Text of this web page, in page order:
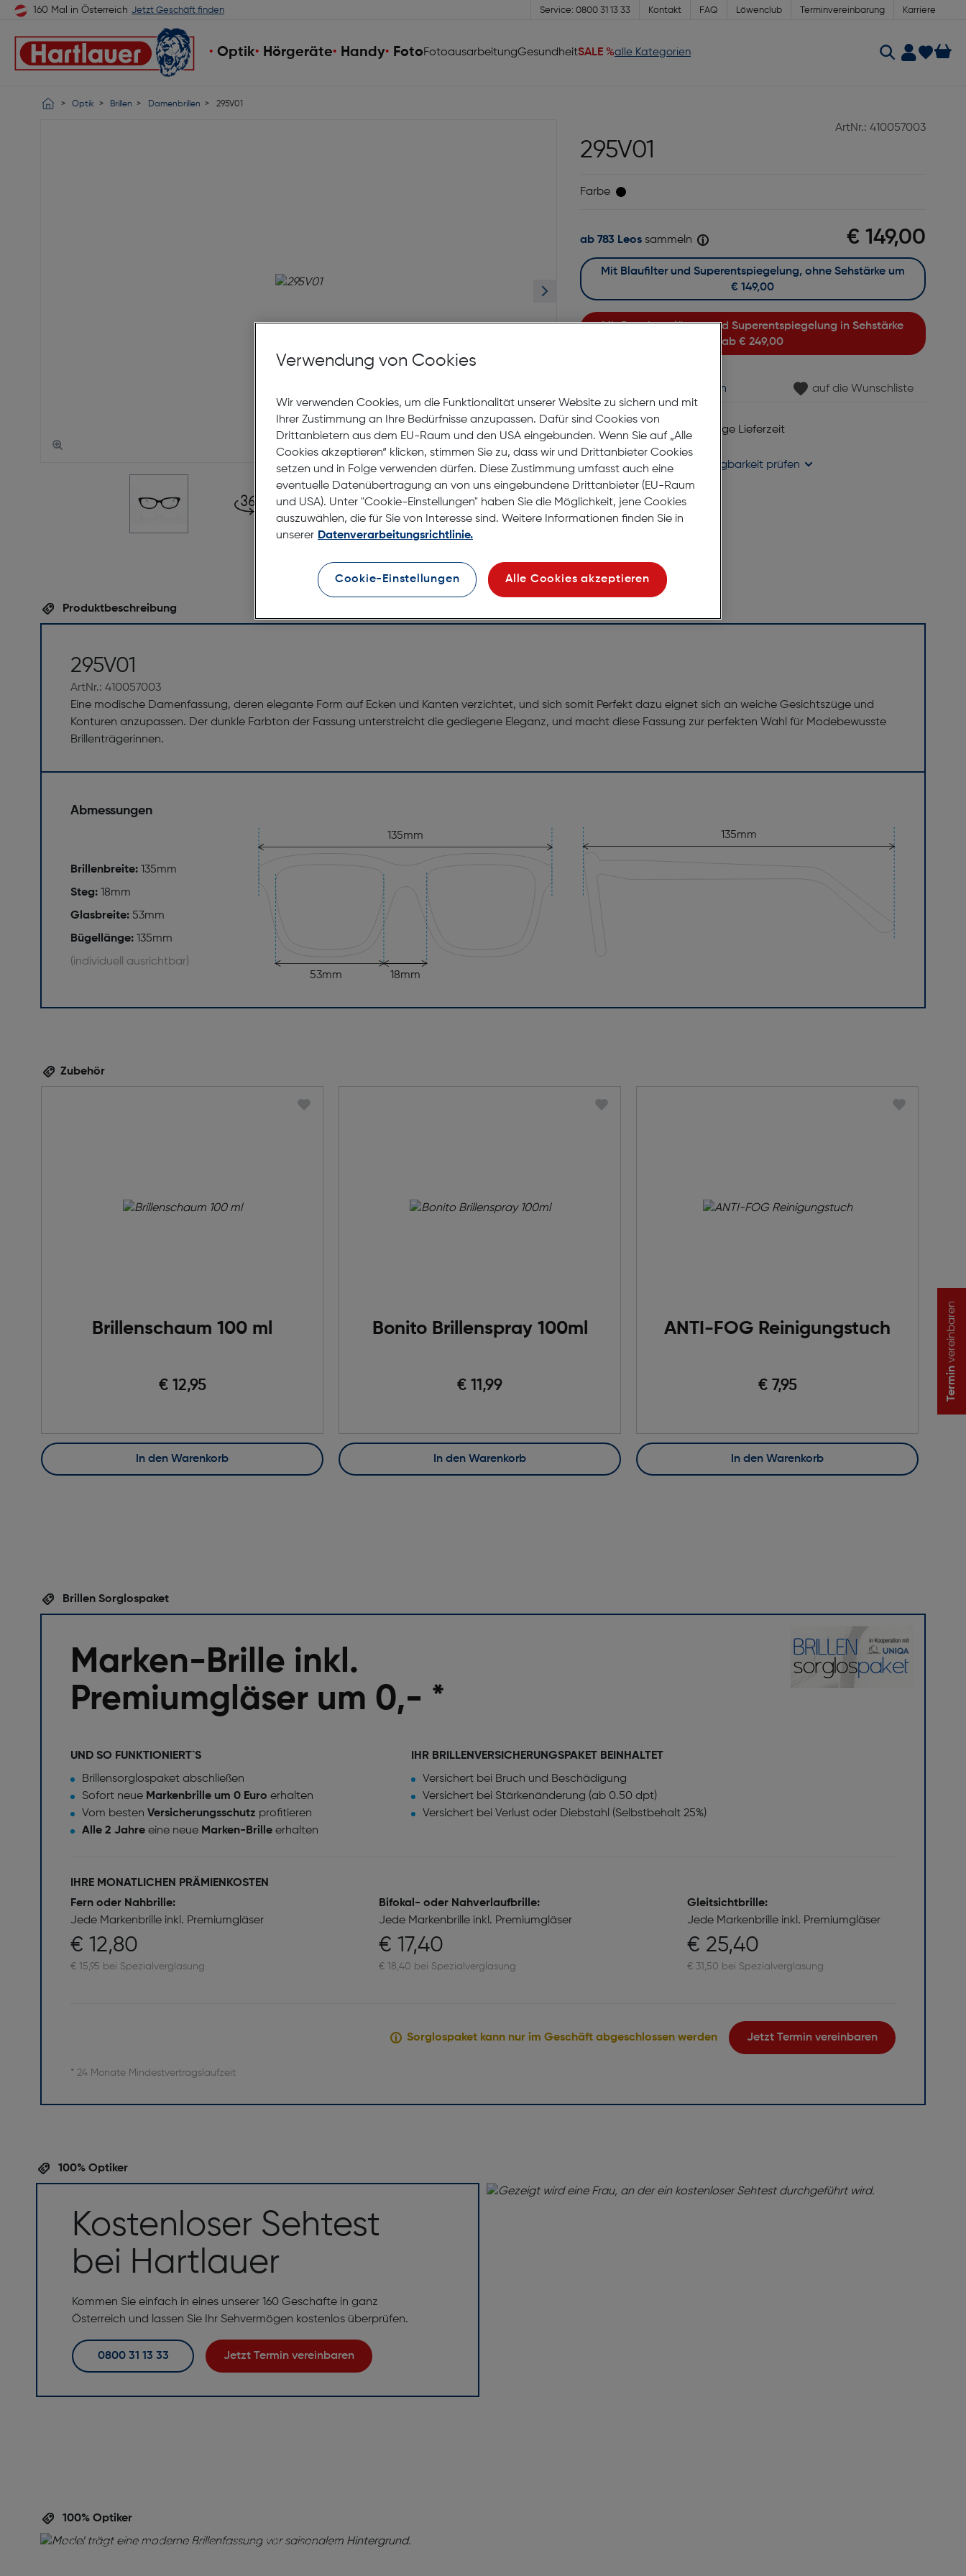
160 Mal in Österreich Jetzt Geschäft finden Service: 0800 31 13 33 Kontakt FAQ Löwenclub Terminvereinbarung Karriere
Optik Hörgeräte Handy FotoFotoausarbeitungGesundheitSALE %alle Kategorien
Optik Brillen Damenbrillen 295V01
ArtNr.: 410057003
295V01
Farbe
€ 149,00
ab 783 Leossammeln
Mit Premiumgläsern und Superentspiegelung in Sehstärke
ab€ 249,00
€ 149,00
Jetzt Termin vereinbaren auf die Wunschliste
Lagernd | 6 bis 8 Werktage Lieferzeit
Nach Hause liefern
Selbstabholung in
Verfügbarkeit prüfen
Produktbeschreibung
295V01
ArtNr.: 410057003
Eine modische Damenfassung, deren elegante Form auf Ecken und Kanten verzichtet, und sich somit Perfekt dazu eignet sich an weiche Gesichtszüge und
Konturen anzupassen. Der dunkle Farbton der Fassung unterstreicht die gediegene Eleganz, und macht diese Fassung zur perfekten Wahl für Modebewusste
Brillenträgerinnen.
Abmessungen
Brillenbreite: 135mm
Steg: 18mm
Glasbreite: 53mm
Bügellänge: 135mm
(individuell ausrichtbar)
135mm
18mm
53mm
135mm
Zubehör
Brillenschaum 100 ml
€ 12,95
In den Warenkorb
Bonito Brillenspray 100ml
€ 11,99
In den Warenkorb
ANTI-FOG Reinigungstuch
€ 7,95
In den Warenkorb
Brillen Sorglospaket
Marken-Brille inkl.
Premiumgläser um 0,- *
UND SO FUNKTIONIERT`S
Brillensorglospaket abschließen
Sofort neue Markenbrille um 0 Euro erhalten
Vom besten Versicherungsschutz profitieren
Alle 2 Jahre eine neue Marken-Brille erhalten
IHR BRILLENVERSICHERUNGSPAKET BEINHALTET
Versichert bei Bruch und Beschädigung
Versichert bei Stärkenänderung (ab 0.50 dpt)
Versichert bei Verlust oder Diebstahl (Selbstbehalt 25%)
IHRE MONATLICHEN PRÄMIENKOSTEN
Fern oder Nahbrille:
Jede Markenbrille inkl. Premiumgläser
€ 12,80
€ 15,95 bei Spezialverglasung
Bifokal- oder Nahverlaufbrille:
Jede Markenbrille inkl. Premiumgläser
€ 17,40
€ 18,40 bei Spezialverglasung
Gleitsichtbrille:
Jede Markenbrille inkl. Premiumgläser
€ 25,40
€ 31,50 bei Spezialverglasung
Sorglospaket kann nur im Geschäft abgeschlossen werden Jetzt Termin vereinbaren
* 24 Monate Mindestvertragslaufzeit
100% Optiker
Kostenloser Sehtest
bei Hartlauer
Kommen Sie einfach in eines unserer 160 Geschäfte in ganz
Österreich und lassen Sie Ihr Sehvermögen kostenlos überprüfen.
0800 31 13 33 Jetzt Termin vereinbaren
100% Optiker
Ihre Augen verdienen die beste Betreuung! Vereinbaren Sie
jetzt einen Termin für eine persönliche Brillenberatung
Termin
vereinbaren
Verwendung von Cookies
Wir verwenden Cookies, um die Funktionalität unserer Website zu sichern und mit
Ihrer Zustimmung an Ihre Bedürfnisse anzupassen. Dafür sind Cookies von
Drittanbietern aus dem EU-Raum und den USA eingebunden. Wenn Sie auf „Alle
Cookies akzeptieren“ klicken, stimmen Sie zu, dass wir und Drittanbieter Cookies
setzen und in Folge verwenden dürfen. Diese Zustimmung umfasst auch eine
eventuelle Datenübertragung an von uns eingebundene Drittanbieter (EU-Raum
und USA). Unter "Cookie-Einstellungen" haben Sie die Möglichkeit, jene Cookies
auszuwählen, die für Sie von Interesse sind. Weitere Informationen finden Sie in
unserer Datenverarbeitungsrichtlinie.
Cookie-Einstellungen Alle Cookies akzeptieren